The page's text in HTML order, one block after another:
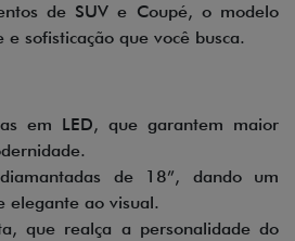
de SUV e Coupé, o modelo
sofisticação que você busca.
em LED, que garantem maior
de 18”, dando um
elegante ao visual.
que realça a personalidade do